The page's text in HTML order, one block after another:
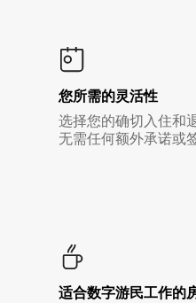
您所需的灵活性
选择您的确切入住和
无需任何额外承诺或
适合数字游民工作的